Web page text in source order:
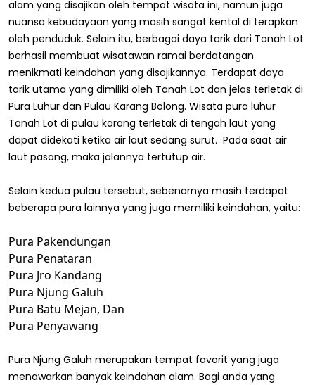
alam yang disajikan oleh tempat wisata ini, namun juga
nuansa kebudayaan yang masih sangat kental di terapkan
oleh penduduk. Selain itu, berbagai daya tarik dari Tanah Lot
berhasil membuat wisatawan ramai berdatangan
menikmati keindahan yang disajikannya. Terdapat daya
tarik utama yang dimiliki oleh Tanah Lot dan jelas terletak di
Pura Luhur dan Pulau Karang Bolong. Wisata pura luhur
Tanah Lot di pulau karang terletak di tengah laut yang
dapat didekati ketika air laut sedang surut. Pada saat air
laut pasang, maka jalannya tertutup air.
Selain kedua pulau tersebut, sebenarnya masih terdapat
beberapa pura lainnya yang juga memiliki keindahan, yaitu:
Pura Pakendungan
Pura Penataran
Pura Jro Kandang
Pura Njung Galuh
Pura Batu Mejan, Dan
Pura Penyawang
Pura Njung Galuh merupakan tempat favorit yang juga
menawarkan banyak keindahan alam. Bagi anda yang